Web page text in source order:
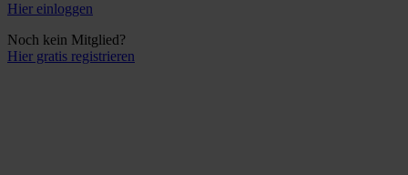
Hier einloggen
Noch kein Mitglied?
Hier gratis registrieren